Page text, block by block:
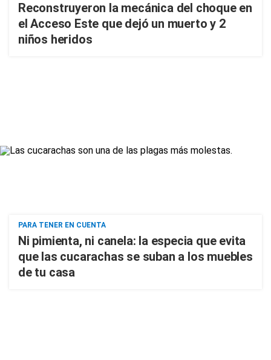
Reconstruyeron la mecánica del choque en
el Acceso Este que dejó un muerto y 2
niños heridos
PARA TENER EN CUENTA
Ni pimienta, ni canela: la especia que evita
que las cucarachas se suban a los muebles
de tu casa